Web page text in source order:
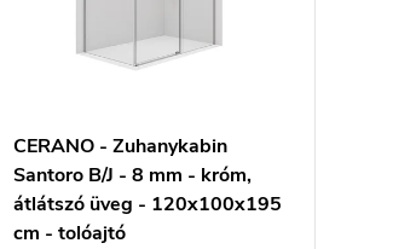
CERANO - Zuhanykabin
Santoro B/J - 8 mm - króm,
átlátszó üveg - 120x100x195
cm - tolóajtó